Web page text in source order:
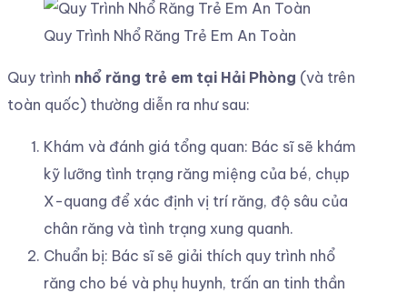
Quy Trình Nhổ Răng Trẻ Em An Toàn
Quy trình nhổ răng trẻ em tại Hải Phòng (và trên
toàn quốc) thường diễn ra như sau:
Khám và đánh giá tổng quan: Bác sĩ sẽ khám
kỹ lưỡng tình trạng răng miệng của bé, chụp
X-quang để xác định vị trí răng, độ sâu của
chân răng và tình trạng xung quanh.
Chuẩn bị: Bác sĩ sẽ giải thích quy trình nhổ
răng cho bé và phụ huynh, trấn an tinh thần